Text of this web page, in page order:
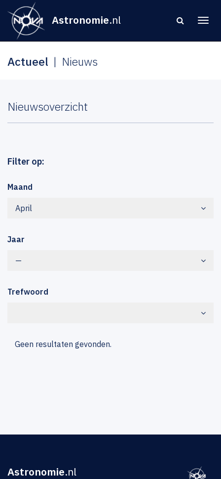
Astronomie.nl
Actueel Nieuws
Nieuwsoverzicht
Filter op:
Maand
April
Jaar
—
Trefwoord
Geen resultaten gevonden.
Astronomie.nl